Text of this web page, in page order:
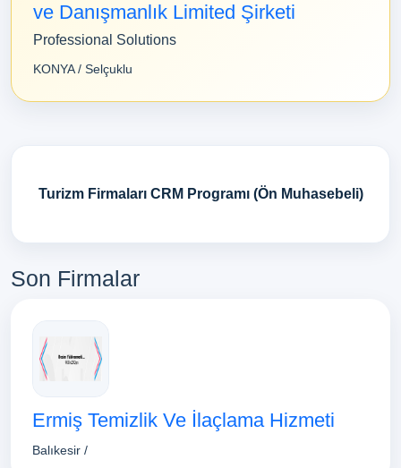
ve Danışmanlık Limited Şirketi
Professional Solutions
KONYA / Selçuklu
Turizm Firmaları CRM Programı (Ön Muhasebeli)
Son Firmalar
Ermiş Temizlik Ve İlaçlama Hizmeti
Balıkesir /